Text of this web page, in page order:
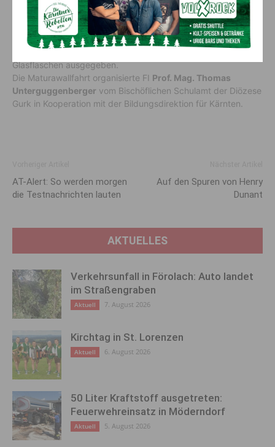
im Stiftshof geladen. Das Thema Schöpfungsverantwortung
fand bei der Agape besondere Berücksichtigung: So wurden
die Brötchen vom biologisch geführten Adamhof der Familie
Aichwalder in Maria Saal geliefert und die Getränke in
Glasflaschen ausgegeben.
Die Maturawallfahrt organisierte FI Prof. Mag. Thomas
Unterguggenberger vom Bischöflichen Schulamt der Diözese
Gurk in Kooperation mit der Bildungsdirektion für Kärnten.
AT-Alert: So werden morgen
die Testnachrichten lauten
Auf den Spuren von Henry
Dunant
AKTUELLES
Verkehrsunfall in Förolach: Auto landet
im Straßengraben
Aktuell 7. August 2026
Kirchtag in St. Lorenzen
Aktuell 6. August 2026
50 Liter Kraftstoff ausgetreten:
Feuerwehreinsatz in Möderndorf
Aktuell 5. August 2026